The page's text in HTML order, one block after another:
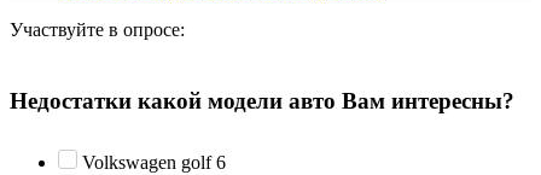
Участвуйте в опросе:
Недостатки какой модели авто Вам интересны?
Volkswagen golf 6